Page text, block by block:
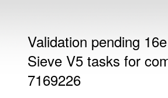
Validation pending
Sieve V5 tasks for
7169226